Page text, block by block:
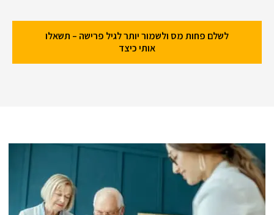
לשלם פחות מס ולשמור יותר לגיל פרישה – תשאלו
אותי כיצד